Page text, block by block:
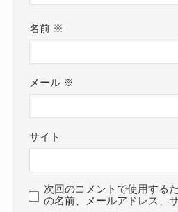
名前 ※
メール ※
サイト
次回のコメントで使用する
の名前、メールアドレス、